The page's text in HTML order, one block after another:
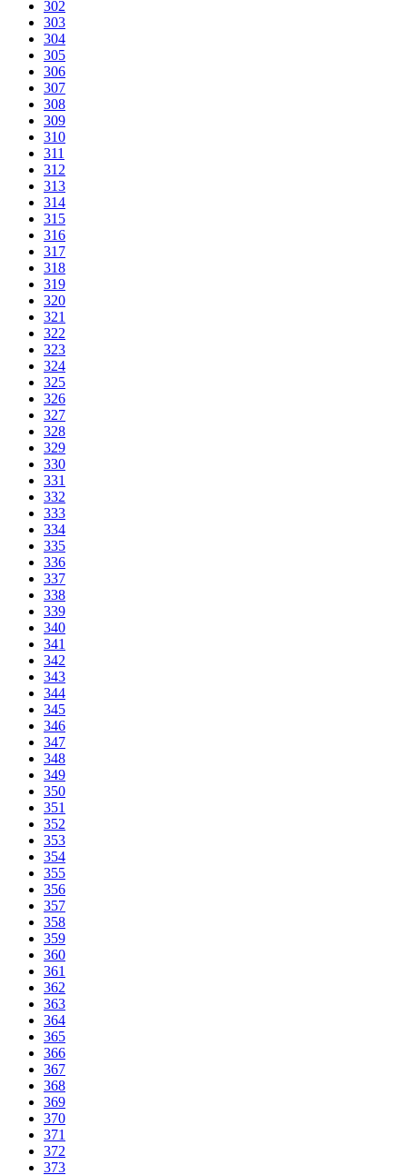
302
303
304
305
306
307
308
309
310
311
312
313
314
315
316
317
318
319
320
321
322
323
324
325
326
327
328
329
330
331
332
333
334
335
336
337
338
339
340
341
342
343
344
345
346
347
348
349
350
351
352
353
354
355
356
357
358
359
360
361
362
363
364
365
366
367
368
369
370
371
372
373